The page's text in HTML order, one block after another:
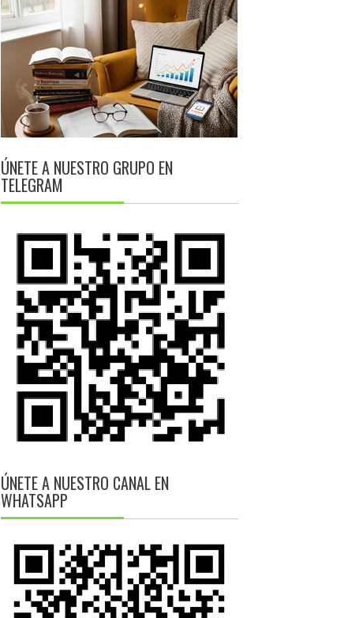
ÚNETE A NUESTRO GRUPO EN
TELEGRAM
ÚNETE A NUESTRO CANAL EN
WHATSAPP